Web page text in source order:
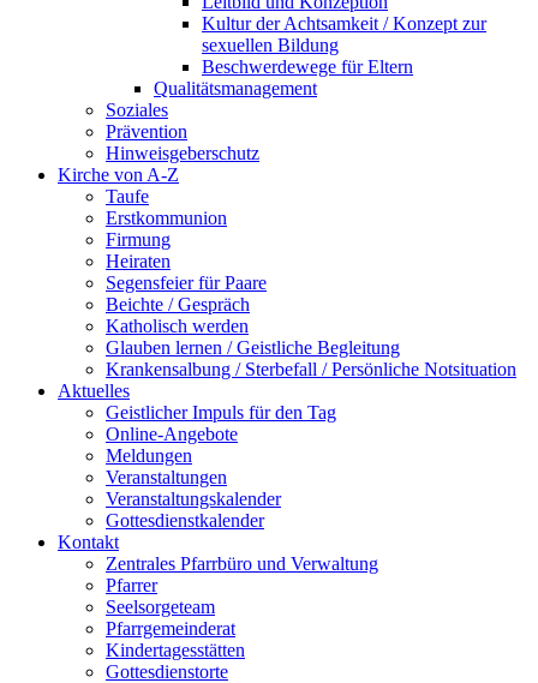
Kultur der Achtsamkeit / Konzept zur
sexuellen Bildung
Beschwerdewege für Eltern
Qualitätsmanagement
Soziales
Prävention
Hinweisgeberschutz
Kirche von A-Z
Taufe
Erst­kommunion
Firmung
Heiraten
Segensfeier für Paare
Beichte /​ Gespräch
Katholisch werden
Glauben lernen / Geistliche Begleitung
Krankensalbung / Sterbefall / Persönliche Notsituation
Aktuelles
Geistlicher Impuls für den Tag
Online-Angebote
Meldungen
Veranstaltungen
Veranstaltungskalender
Gottesdienstkalender
Kontakt
Zentrales Pfarrbüro und Verwaltung
Pfarrer
Seelsorgeteam
Pfarrgemeinderat
Kindertagesstätten
Gottesdienstorte